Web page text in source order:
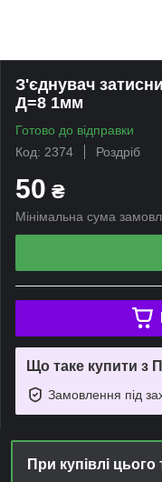
З'єднувач
Д=8 1мм
Готово до відправки
Код: 2374
Роздріб
50 ₴
Мінімальна сума
Що таке купити з
Замовлення під
При купівлі